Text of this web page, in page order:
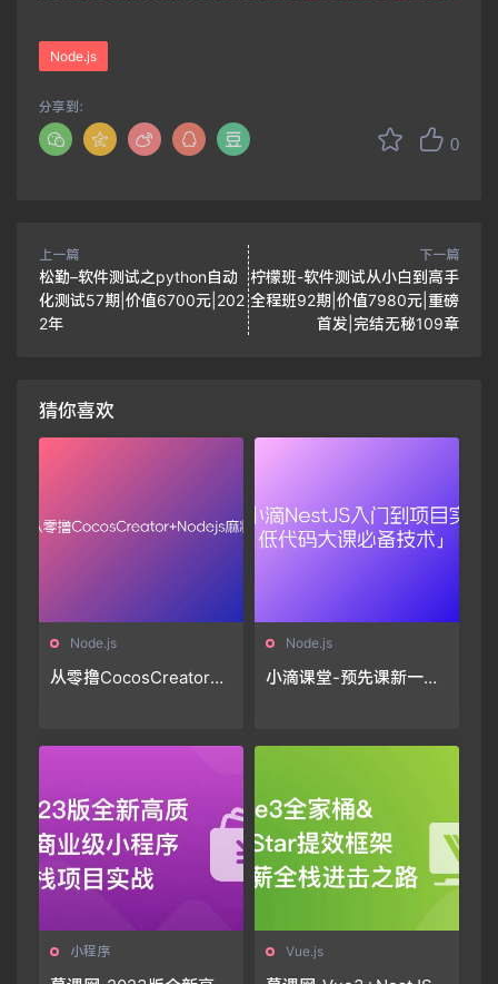
Node.js
0
分享到：
上一篇
松勤–软件测试之python自动
化测试57期|价值6700元|202
2年
下一篇
柠檬班-软件测试从小白到高手
全程班92期|价值7980元|重磅
首发|完结无秘109章
猜你喜欢
Node.js
从零撸CocosCreator+N
Node.js
小滴课堂-预先课新一代
备技术🔥🔥🔥
小程序 Vue.js